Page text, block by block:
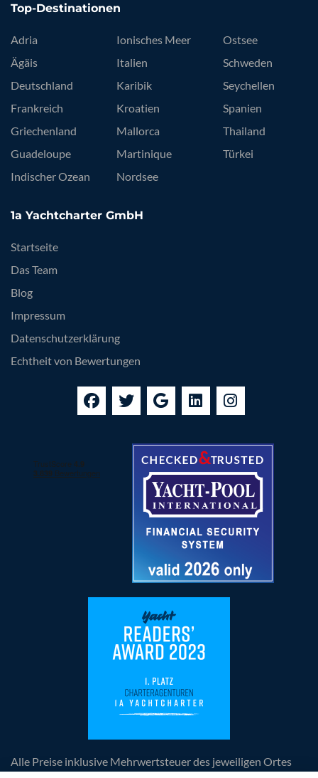
Top-Destinationen
Adria
Ägäis
Deutschland
Frankreich
Griechenland
Guadeloupe
Indischer Ozean
Ionisches Meer
Italien
Karibik
Kroatien
Mallorca
Martinique
Nordsee
Ostsee
Schweden
Seychellen
Spanien
Thailand
Türkei
1a Yachtcharter GmbH
Startseite
Das Team
Blog
Impressum
Datenschutzerklärung
Echtheit von Bewertungen
Alle Preise inklusive Mehrwertsteuer des jeweiligen Ortes